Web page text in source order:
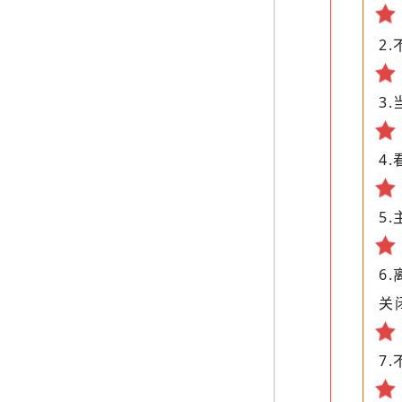
2.
3.
4.
5.
6.
关
7.